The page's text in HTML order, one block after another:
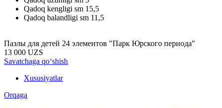
Qadoq kengligi sm 15,5
Qadoq balandligi sm 11,5
Пазлы для детей 24 элементов "Парк Юрского периода"
13 000 UZS
Savatchaga qo‘shish
Xususiyatlar
Orqaga